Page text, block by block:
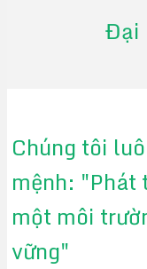
Đại
Chúng tôi
mệnh: "Phát
một môi
vững"